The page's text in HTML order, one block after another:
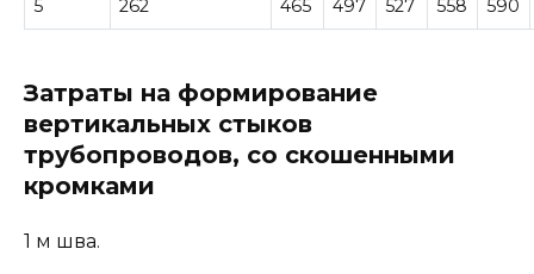
5 262 465 497 527 558 590
Затраты на формирование
вертикальных стыков
трубопроводов, со скошенными
кромками
1 м шва.